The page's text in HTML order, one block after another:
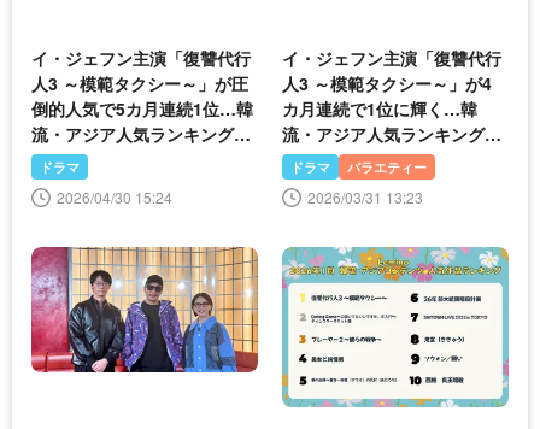
イ・ジェフン主演「復讐代行
人3 ～模範タクシー～」が圧
倒的人気で5カ月連続1位…韓
流・アジア人気ランキング発
表＜Lemino＞
ドラマ
2026/04/30 15:24
イ・ジェフン主演「復讐代行
人3 ～模範タクシー～」が4
カ月連続で1位に輝く…韓
流・アジア人気ランキング発
表＜Lemino＞
ドラマ バラエティー
2026/03/31 13:23